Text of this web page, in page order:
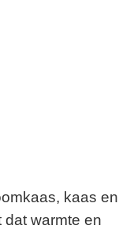
kaas en
warmte en